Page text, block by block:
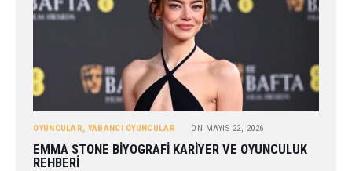
OYUNCULAR, YABANCI OYUNCULAR ON MAYIS 22, 2026
EMMA STONE BIYOGRAFI KARIYER VE OYUNCULUK
REHBERI